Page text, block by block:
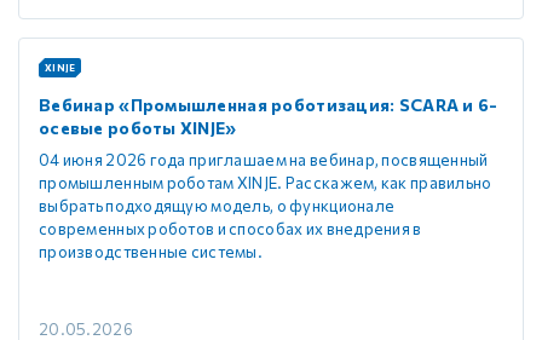
XINJE
Вебинар «Промышленная роботизация: SCARA и 6-
осевые роботы XINJE»
04 июня 2026 года приглашаем на вебинар, посвященный
промышленным роботам XINJE. Расскажем, как правильно
выбрать подходящую модель, о функционале
современных роботов и способах их внедрения в
производственные системы.
20.05.2026